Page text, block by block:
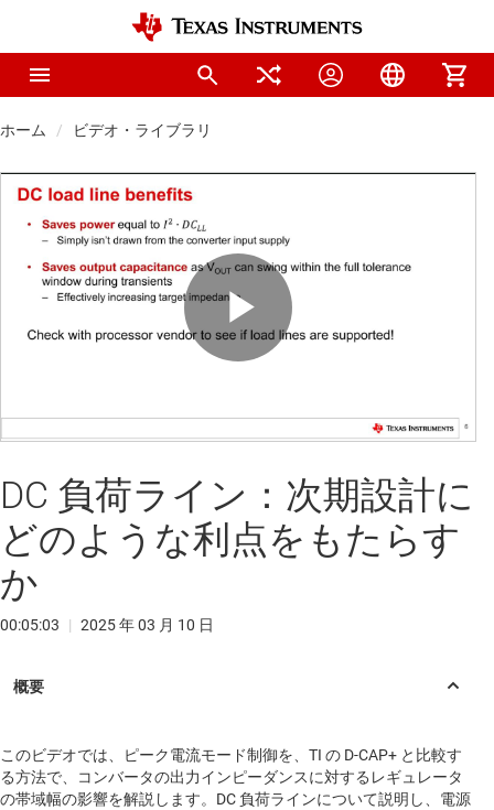
ホーム ビデオ・ライブラリ
Play
Video
DC 負荷ライン：次期設計に
どのような利点をもたらす
か
00:05:03 | 2025 年 03 月 10 日
このビデオでは、ピーク電流モード制御を、TI の D-CAP+ と比較す
る方法で、コンバータの出力インピーダンスに対するレギュレータ
の帯域幅の影響を解説します。DC 負荷ラインについて説明し、電源